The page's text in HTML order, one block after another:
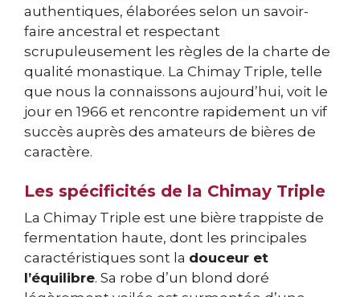
authentiques, élaborées selon un savoir-
faire ancestral et respectant
scrupuleusement les règles de la charte de
qualité monastique. La Chimay Triple, telle
que nous la connaissons aujourd’hui, voit le
jour en 1966 et rencontre rapidement un vif
succès auprès des amateurs de bières de
caractère.
Les spécificités de la Chimay Triple
La Chimay Triple est une bière trappiste de
fermentation haute, dont les principales
caractéristiques sont la douceur et
l’équilibre. Sa robe d’un blond doré